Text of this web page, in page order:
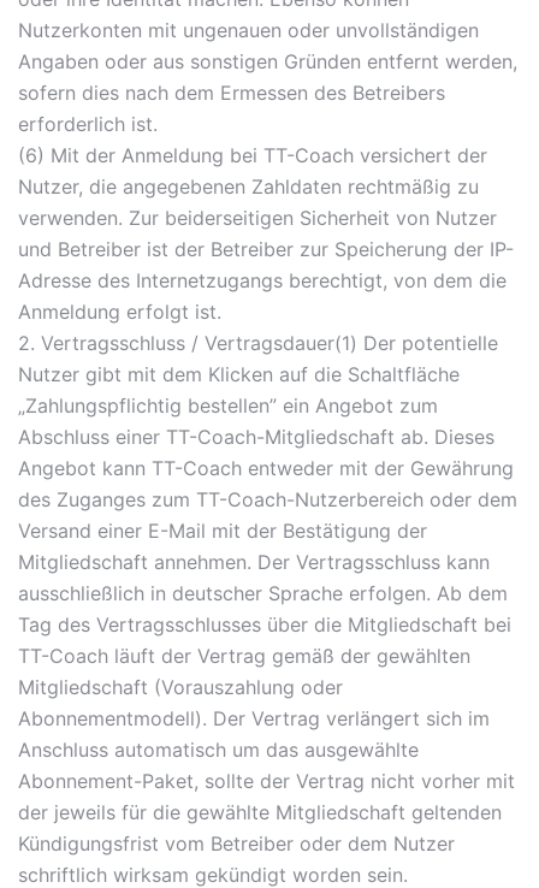
Nutzerkonten mit ungenauen oder unvollständigen
Angaben oder aus sonstigen Gründen entfernt werden,
sofern dies nach dem Ermessen des Betreibers
erforderlich ist.
(6) Mit der Anmeldung bei TT-Coach versichert der
Nutzer, die angegebenen Zahldaten rechtmäßig zu
verwenden. Zur beiderseitigen Sicherheit von Nutzer
und Betreiber ist der Betreiber zur Speicherung der IP-
Adresse des Internetzugangs berechtigt, von dem die
Anmeldung erfolgt ist.
2. Vertragsschluss / Vertragsdauer(1) Der potentielle
Nutzer gibt mit dem Klicken auf die Schaltfläche
„Zahlungspflichtig bestellen” ein Angebot zum
Abschluss einer TT-Coach-Mitgliedschaft ab. Dieses
Angebot kann TT-Coach entweder mit der Gewährung
des Zuganges zum TT-Coach-Nutzerbereich oder dem
Versand einer E-Mail mit der Bestätigung der
Mitgliedschaft annehmen. Der Vertragsschluss kann
ausschließlich in deutscher Sprache erfolgen. Ab dem
Tag des Vertragsschlusses über die Mitgliedschaft bei
TT-Coach läuft der Vertrag gemäß der gewählten
Mitgliedschaft (Vorauszahlung oder
Abonnementmodell). Der Vertrag verlängert sich im
Anschluss automatisch um das ausgewählte
Abonnement-Paket, sollte der Vertrag nicht vorher mit
der jeweils für die gewählte Mitgliedschaft geltenden
Kündigungsfrist vom Betreiber oder dem Nutzer
schriftlich wirksam gekündigt worden sein.